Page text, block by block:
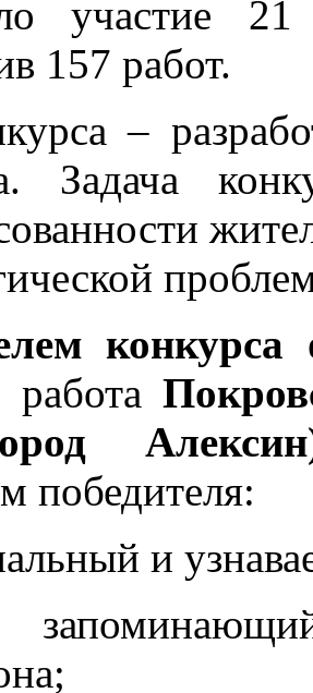
участие 21
157 работ.
–
Задача
конкурса
работа
победителя:
и